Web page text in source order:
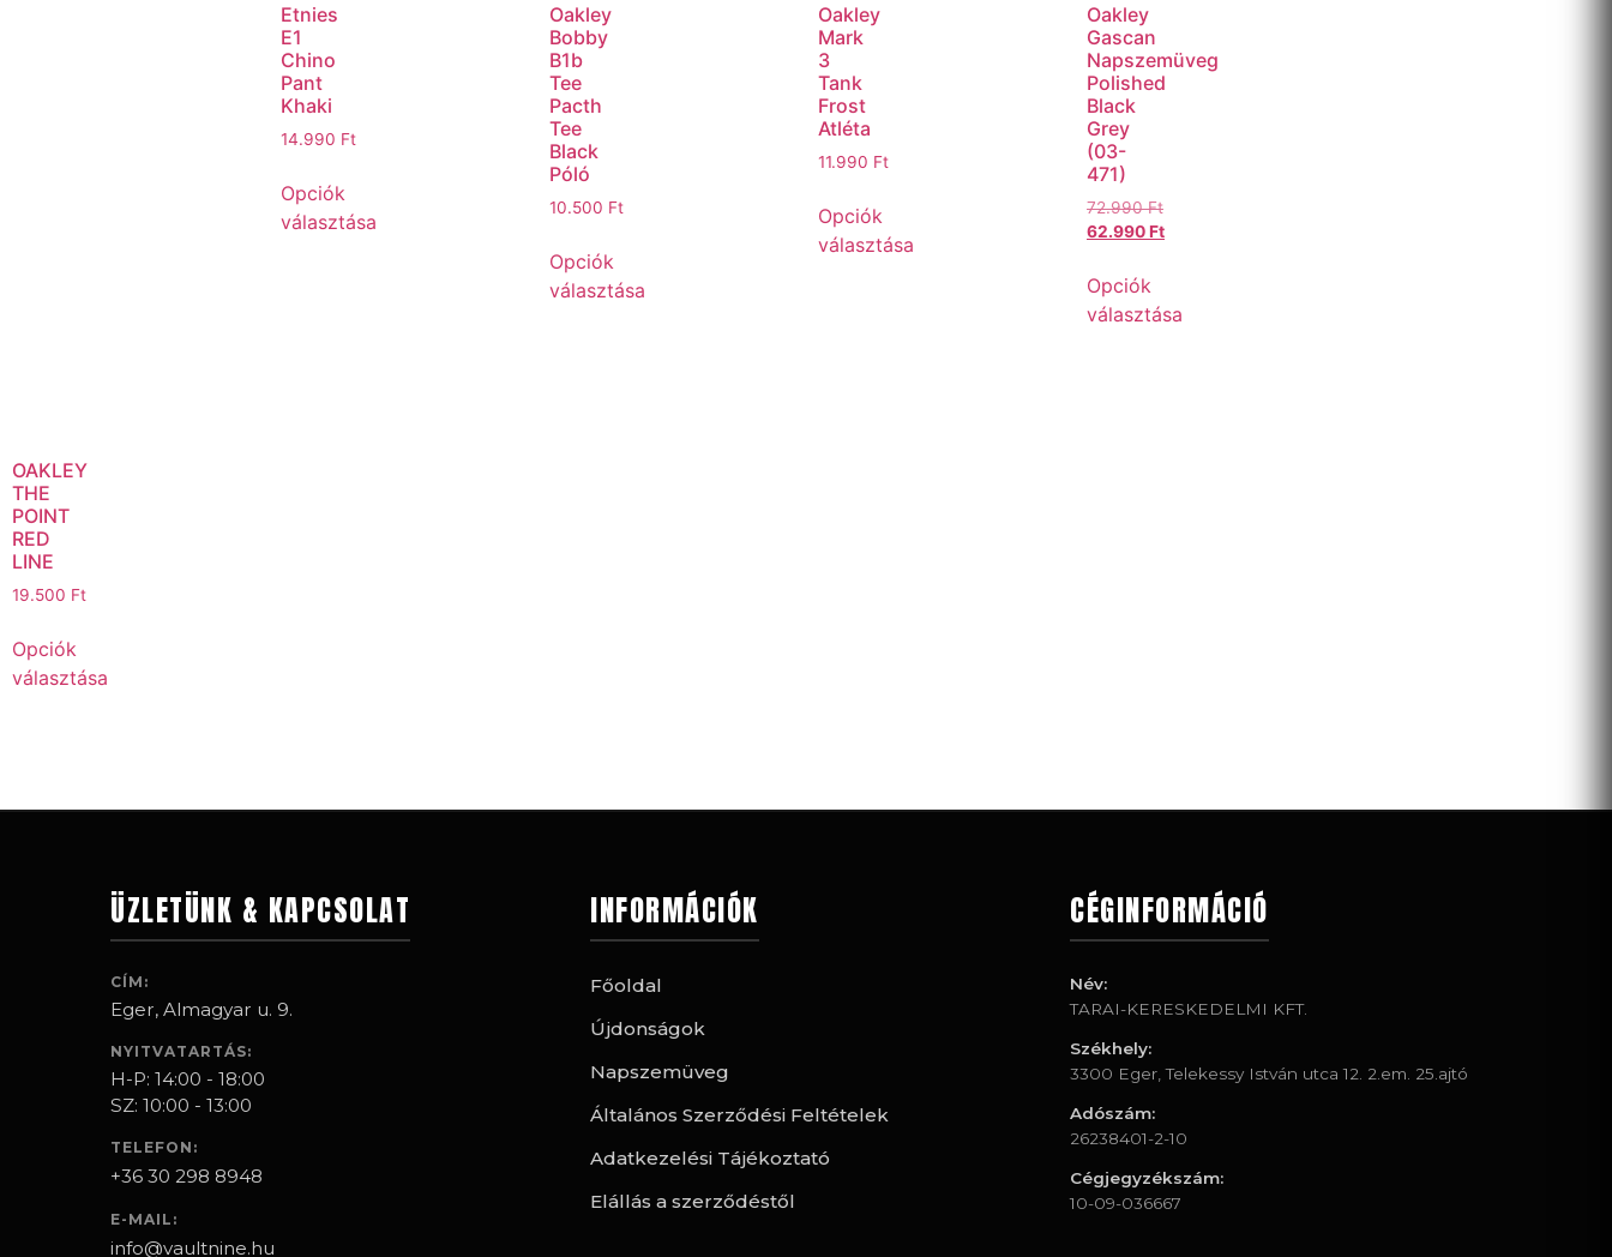
Etnies
E1
Chino
Pant
Khaki
14.990 Ft
Opciók
választása
Oakley
Bobby
B1b
Tee
Pacth
Tee
Black
Póló
10.500 Ft
Opciók
választása
Oakley
Mark
3
Tank
Frost
Atléta
11.990 Ft
Opciók
választása
Oakley
Gascan
Napszemüveg
Polished
Black
Grey
(03-
471)
72.990Ft
62.990Ft
Opciók
választása
OAKLEY
THE
POINT
RED
LINE
19.500 Ft
Opciók
választása
ÜZLETÜNK & KAPCSOLAT
CÍM:
Eger, Almagyar u. 9.
NYITVATARTÁS:
H-P: 14:00 - 18:00
SZ: 10:00 - 13:00
TELEFON:
+36 30 298 8948
E-MAIL:
info@vaultnine.hu
INFORMÁCIÓK
Főoldal
Újdonságok
Napszemüveg
Általános Szerződési Feltételek
Adatkezelési Tájékoztató
Elállás a szerződéstől
CÉGINFORMÁCIÓ
Név:
TARAI-KERESKEDELMI KFT.
Székhely:
3300 Eger, Telekessy István utca 12. 2.em. 25.ajtó
Adószám:
26238401-2-10
Cégjegyzékszám:
10-09-036667